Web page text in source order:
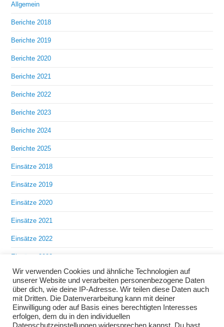
Allgemein
Berichte 2018
Berichte 2019
Berichte 2020
Berichte 2021
Berichte 2022
Berichte 2023
Berichte 2024
Berichte 2025
Einsätze 2018
Einsätze 2019
Einsätze 2020
Einsätze 2021
Einsätze 2022
Einsätze 2023
Einsätze 2024
Einsätze 2025
Übungen 2018
Wir verwenden Cookies und ähnliche Technologien auf
unserer Website und verarbeiten personenbezogene Daten
über dich, wie deine IP-Adresse. Wir teilen diese Daten auch
mit Dritten. Die Datenverarbeitung kann mit deiner
Einwilligung oder auf Basis eines berechtigten Interesses
erfolgen, dem du in den individuellen